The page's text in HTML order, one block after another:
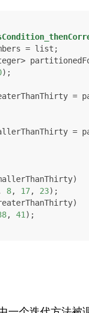
);
8, 17, 23);
, 41);